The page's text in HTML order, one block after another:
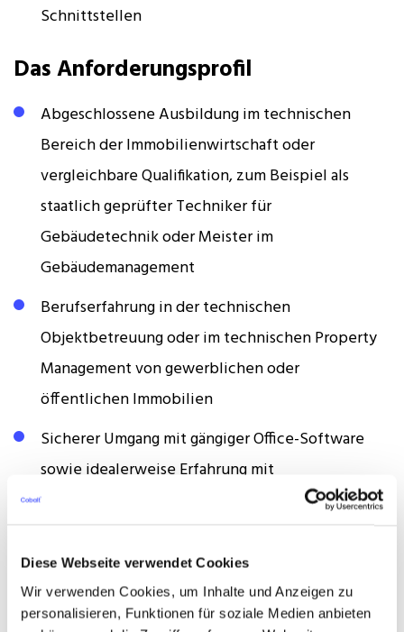
Diese Webseite verwendet Cookies
Wir verwenden Cookies, um Inhalte und Anzeigen zu
personalisieren, Funktionen für soziale Medien anbieten
Schnittstellen
Das Anforderungsprofil
Abgeschlossene Ausbildung im technischen
Bereich der Immobilienwirtschaft oder
vergleichbare Qualifikation, zum Beispiel als
staatlich geprüfter Techniker für
Gebäudetechnik oder Meister im
Gebäudemanagement
Berufserfahrung in der technischen
Objektbetreuung oder im technischen Property
Management von gewerblichen oder
öffentlichen Immobilien
Sicherer Umgang mit gängiger Office-Software
sowie idealerweise Erfahrung mit
immobilienwirtschaftlichen
Strukturierte und eigenverantwortliche
Arbeitsweise mit ausgeprägtem